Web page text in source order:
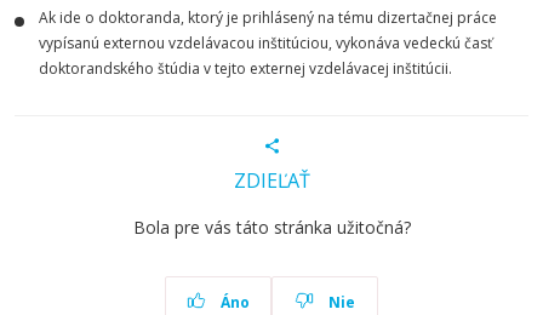
Ak ide o doktoranda, ktorý je prihlásený na tému dizertačnej práce
vypísanú externou vzdelávacou inštitúciou, vykonáva vedeckú časť
doktorandského štúdia v tejto externej vzdelávacej inštitúcii.
ZDIEĽAŤ
Bola pre vás táto stránka užitočná?
Áno Nie